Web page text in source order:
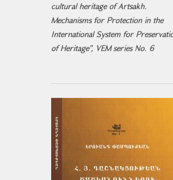
cultural heritage of Artsakh.
Mechanisms for Protection in the
International System for
of Heritage", VEM series No. 6